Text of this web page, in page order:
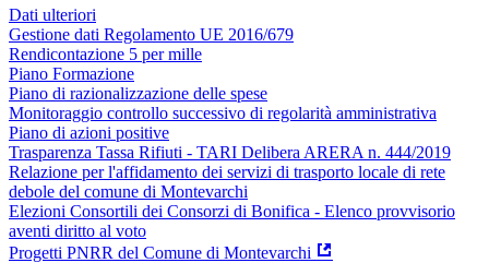
Dati ulteriori
Gestione dati Regolamento UE 2016/679
Rendicontazione 5 per mille
Piano Formazione
Piano di razionalizzazione delle spese
Monitoraggio controllo successivo di regolarità amministrativa
Piano di azioni positive
Trasparenza Tassa Rifiuti - TARI Delibera ARERA n. 444/2019
Relazione per l'affidamento dei servizi di trasporto locale di rete
debole del comune di Montevarchi
Elezioni Consortili dei Consorzi di Bonifica - Elenco provvisorio
aventi diritto al voto
Progetti PNRR del Comune di Montevarchi